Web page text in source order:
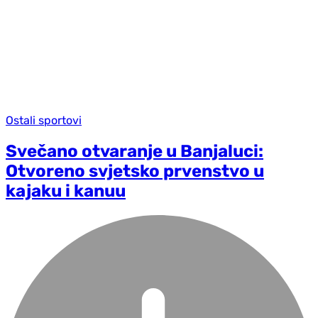
Ostali sportovi
Svečano otvaranje u Banjaluci:
Otvoreno svjetsko prvenstvo u
kajaku i kanuu